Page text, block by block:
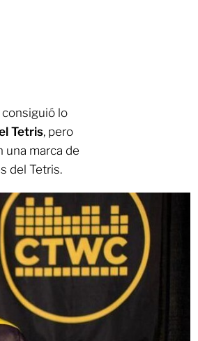
consiguió lo
Tetris, pero
una marca de
del Tetris.